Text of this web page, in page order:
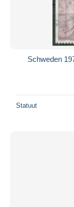
Schweden
Statuut